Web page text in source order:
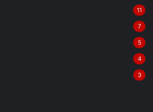
11
7
5
4
3